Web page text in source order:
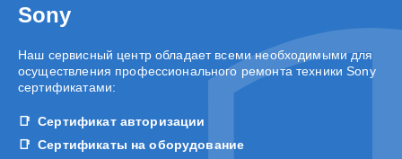
Sony
Наш сервисный центр обладает всеми необходимыми для
осуществления профессионального ремонта техники Sony
сертификатами:
Сертификат авторизации
Сертификаты на оборудование